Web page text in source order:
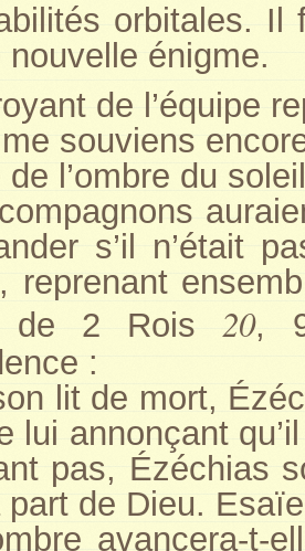
orbitales.
nouvelle énigme.
de l’équipe
souviens
de l’ombre du
s’il n’était
reprenant
de 2 Rois 20,
:
lit de mort,
lui annonçant
pas, Ézéchias
part de Dieu.
avancera-